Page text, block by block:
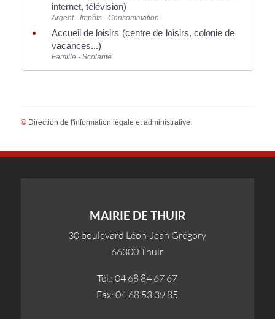
internet, télévision)
Argent - Impôts - Consommation
Accueil de loisirs (centre de loisirs, colonie de
vacances...)
Famille - Scolarité
© Direction de l'information légale et administrative
MAIRIE DE THUIR
30 boulevard Léon-Jean Grégory
66300 Thuir
Tél.: 04 68 84 67 67
Fax: 04 68 53 39 85